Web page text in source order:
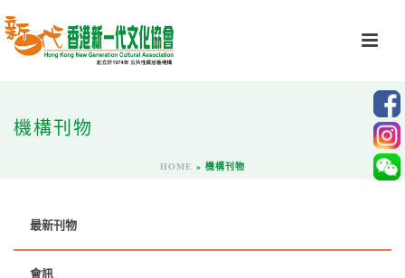
機構刊物
HOME » 機構刊物
最新刊物
會訊